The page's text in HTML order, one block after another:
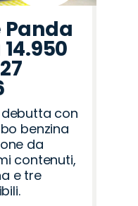
Panda
debutta con
benzina
da
contenuti,
e tre